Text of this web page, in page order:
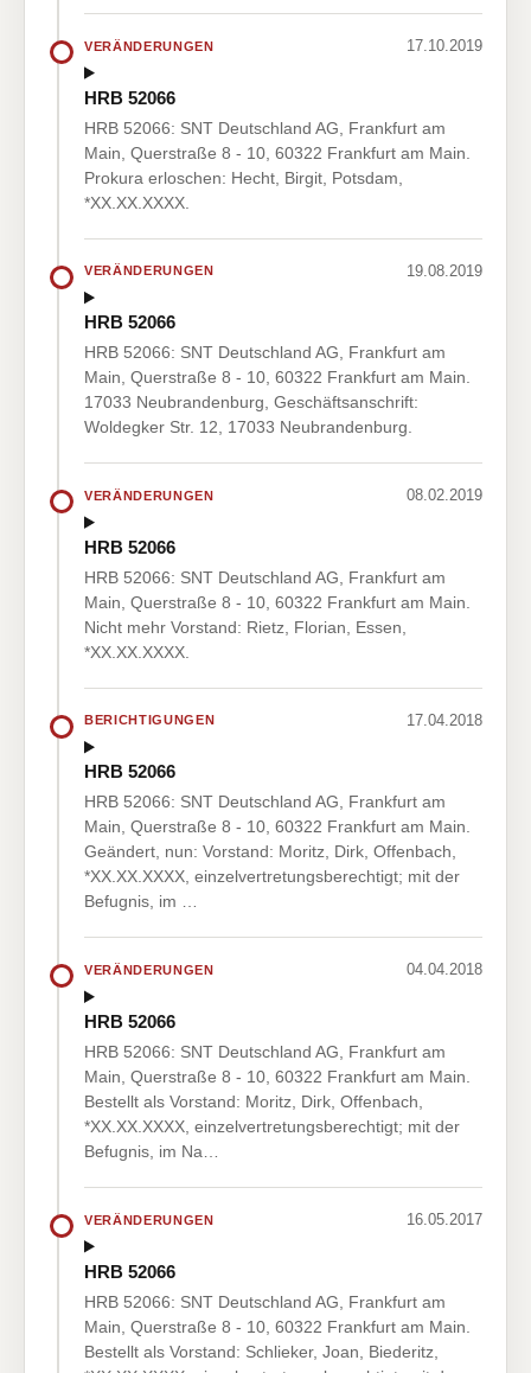
VERÄNDERUNGEN 17.10.2019
HRB 52066
HRB 52066: SNT Deutschland AG, Frankfurt am
Main, Querstraße 8 - 10, 60322 Frankfurt am Main.
Prokura erloschen: Hecht, Birgit, Potsdam,
*XX.XX.XXXX.
VERÄNDERUNGEN 19.08.2019
HRB 52066
HRB 52066: SNT Deutschland AG, Frankfurt am
Main, Querstraße 8 - 10, 60322 Frankfurt am Main.
17033 Neubrandenburg, Geschäftsanschrift:
Woldegker Str. 12, 17033 Neubrandenburg.
VERÄNDERUNGEN 08.02.2019
HRB 52066
HRB 52066: SNT Deutschland AG, Frankfurt am
Main, Querstraße 8 - 10, 60322 Frankfurt am Main.
Nicht mehr Vorstand: Rietz, Florian, Essen,
*XX.XX.XXXX.
BERICHTIGUNGEN 17.04.2018
HRB 52066
HRB 52066: SNT Deutschland AG, Frankfurt am
Main, Querstraße 8 - 10, 60322 Frankfurt am Main.
Geändert, nun: Vorstand: Moritz, Dirk, Offenbach,
*XX.XX.XXXX, einzelvertretungsberechtigt; mit der
Befugnis, im …
VERÄNDERUNGEN 04.04.2018
HRB 52066
HRB 52066: SNT Deutschland AG, Frankfurt am
Main, Querstraße 8 - 10, 60322 Frankfurt am Main.
Bestellt als Vorstand: Moritz, Dirk, Offenbach,
*XX.XX.XXXX, einzelvertretungsberechtigt; mit der
Befugnis, im Na…
VERÄNDERUNGEN 16.05.2017
HRB 52066
HRB 52066: SNT Deutschland AG, Frankfurt am
Main, Querstraße 8 - 10, 60322 Frankfurt am Main.
Bestellt als Vorstand: Schlieker, Joan, Biederitz,